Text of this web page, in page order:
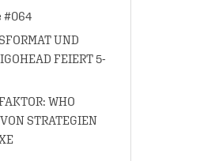
#064
UND
FEIERT 5-
WHO
STRATEGIEN